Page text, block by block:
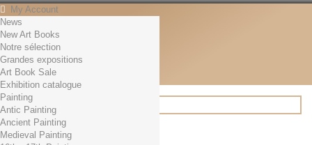
My Account
Contact
English
English
Français
News
Search
News
New Art Books
Notre sélection
Grandes expositions
Art Book Sale
Exhibition catalogue
Painting
Antic Painting
Ancient Painting
Medieval Painting